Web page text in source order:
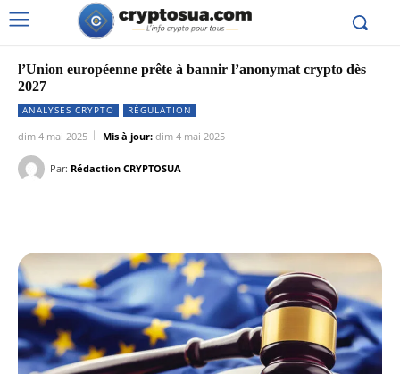
l’Union européenne prête à bannir l’anonymat crypto dès
2027
ANALYSES CRYPTO RÉGULATION
dim 4 mai 2025 Mis à jour: dim 4 mai 2025
Par: Rédaction CRYPTOSUA